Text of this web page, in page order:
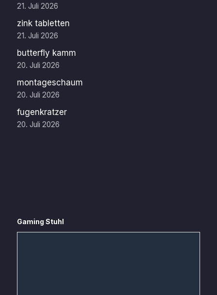
21. Juli 2026
zink tabletten
21. Juli 2026
butterfly kamm
20. Juli 2026
montageschaum
20. Juli 2026
fugenkratzer
20. Juli 2026
Gaming Stuhl